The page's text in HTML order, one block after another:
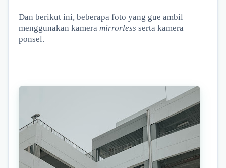
Dan berikut ini, beberapa foto yang gue ambil
menggunakan kamera mirrorless serta kamera
ponsel.